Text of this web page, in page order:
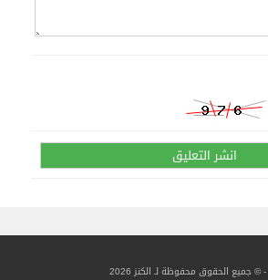
- © جميع الحقوق محفوظة لـ الكنز 2026